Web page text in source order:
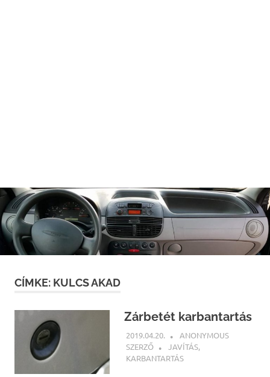
CÍMKE: KULCS AKAD
Zárbetét karbantartás
2019.04.20.
ANONYMOUS
SZERZŐ
JAVÍTÁS,
KARBANTARTÁS